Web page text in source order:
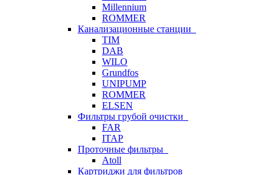
Millennium
ROMMER
Канализационные станции
TIM
DAB
WILO
Grundfos
UNIPUMP
ROMMER
ELSEN
Фильтры грубой очистки
FAR
ITAP
Проточные фильтры
Atoll
Картриджи для фильтров